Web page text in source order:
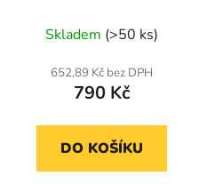
kompletní ř.6/7- bílý
hodnocení
produktu
je
z
Skladem (>50 ks)
652,89 Kč bez DPH
790 Kč
DO KOŠÍKU